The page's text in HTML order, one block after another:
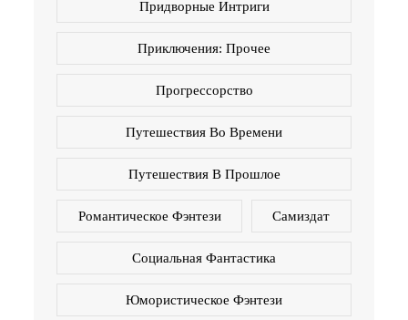
Придворные Интриги
Приключения: Прочее
Прогрессорство
Путешествия Во Времени
Путешествия В Прошлое
Романтическое Фэнтези Самиздат
Социальная Фантастика
Юмористическое Фэнтези